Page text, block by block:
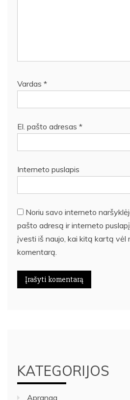
Vardas *
El. pašto adresas *
Interneto puslapis
Noriu savo interneto
pašto adresą ir interneto
įvesti iš naujo, kai kitą kartą vėl
komentarą.
KATEGORIJOS
Apranga